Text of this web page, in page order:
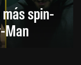
spin-
Man